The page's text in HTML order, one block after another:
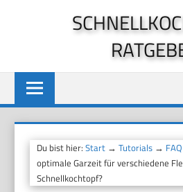
Du bist hier:Start →Tutorials → FAQ
optimale Garzeit für verschiedene
Schnellkochtopf?